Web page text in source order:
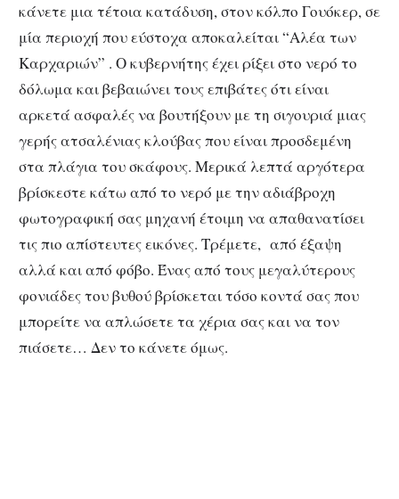
κάνετε μια τέτοια κατάδυση, στον κόλπο Γουόκερ, σε
μία περιοχή που εύστοχα αποκαλείται “Αλέα των
Καρχαριών” . Ο κυβερνήτης έχει ρίξει στο νερό το
δόλωμα και βεβαιώνει τους επιβάτες ότι είναι
αρκετά ασφαλές να βουτήξουν με τη σιγουριά μιας
γερής ατσαλένιας κλούβας που είναι προσδεμένη
στα πλάγια του σκάφους. Μερικά λεπτά αργότερα
βρίσκεστε κάτω από το νερό με την αδιάβροχη
φωτογραφική σας μηχανή έτοιμη να απαθανατίσει
τις πιο απίστευτες εικόνες. Τρέμετε, από έξαψη
αλλά και από φόβο. Ένας από τους μεγαλύτερους
φονιάδες του βυθού βρίσκεται τόσο κοντά σας που
μπορείτε να απλώσετε τα χέρια σας και να τον
πιάσετε… Δεν το κάνετε όμως.